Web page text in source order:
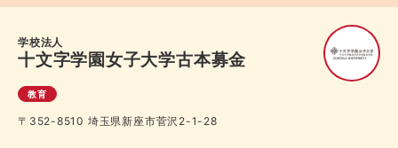
学校法人
十文字学園女子大学古本募金
教育
〒352-8510 埼玉県新座市菅沢2-1-28